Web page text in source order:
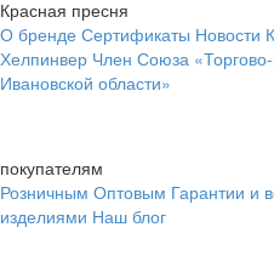
Красная пресня
О бренде Сертификаты Новости
Хелпинвер Член Союза
Ивановской области»
покупателям
Розничным Оптовым Гарантии и
изделиями Наш блог